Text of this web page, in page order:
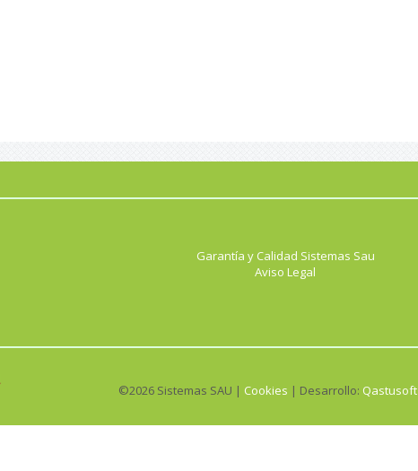
Garantía y Calidad Sistemas Sau
Aviso Legal
©2026 Sistemas SAU | Cookies | Desarrollo: Qastusoft